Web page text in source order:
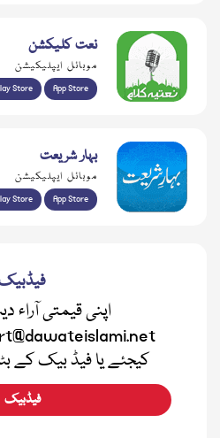
نعت کلیکشن
موبائل ایپلیکیشن
Store App Store
بہار شریعت
موبائل ایپلیکیشن
Store App Store
اپنی قیمتی آراء
کیجئے یا فیڈ بیک کے
فیڈبیک